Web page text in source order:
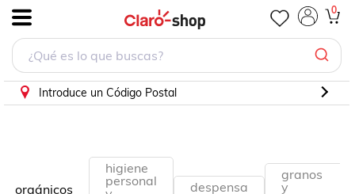
0
Introduce un Código Postal
orgánicos
higiene
personal
despensa
granos
y
PorCategorías
PorMarcas
PorDescuento